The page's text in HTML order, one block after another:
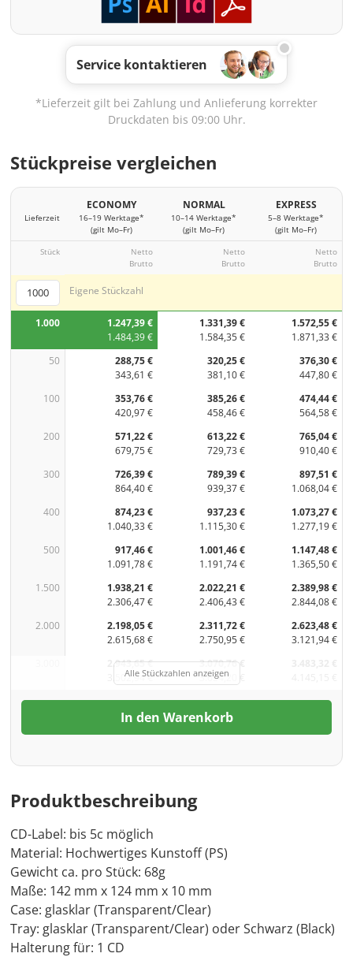
Service kontaktieren
*Lieferzeit gilt bei Zahlung und Anlieferung korrekter
Druckdaten bis 09:00 Uhr.
Stückpreise vergleichen
Lieferzeit
ECONOMY
16–19 Werktage*
(gilt Mo–Fr)
NORMAL
10–14 Werktage*
(gilt Mo–Fr)
EXPRESS
5–8 Werktage*
(gilt Mo–Fr)
Stück
Netto
Brutto
Netto
Brutto
Netto
Brutto
Eigene Stückzahl
1.000
1.247,39 €
1.484,39 €
1.331,39 €
1.584,35 €
1.572,55 €
1.871,33 €
50
288,75 €
343,61 €
320,25 €
381,10 €
376,30 €
447,80 €
100
353,76 €
420,97 €
385,26 €
458,46 €
474,44 €
564,58 €
200
571,22 €
679,75 €
613,22 €
729,73 €
765,04 €
910,40 €
300
726,39 €
864,40 €
789,39 €
939,37 €
897,51 €
1.068,04 €
400
874,23 €
1.040,33 €
937,23 €
1.115,30 €
1.073,27 €
1.277,19 €
500
917,46 €
1.091,78 €
1.001,46 €
1.191,74 €
1.147,48 €
1.365,50 €
1.500
1.938,21 €
2.306,47 €
2.022,21 €
2.406,43 €
2.389,98 €
2.844,08 €
2.000
2.198,05 €
2.615,68 €
2.311,72 €
2.750,95 €
2.623,48 €
3.121,94 €
2.943,65 €
3.502,94 €
3.070,76 €
3.654,20 €
Alle Stückzahlen anzeigen
In den Warenkorb
Produktbeschreibung
CD-Label: bis 5c möglich
Material: Hochwertiges Kunstoff (PS)
Gewicht ca. pro Stück: 68g
Maße: 142 mm x 124 mm x 10 mm
Case: glasklar (Transparent/Clear)
Tray: glasklar (Transparent/Clear) oder Schwarz (Black)
Halterung für: 1 CD